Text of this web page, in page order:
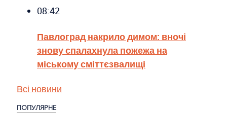
08:42
Павлоград накрило димом: вночі
знову спалахнула пожежа на
міському сміттєзвалищі
Всі новини
ПОПУЛЯРНЕ